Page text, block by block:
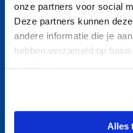
onze partners voor social
Deze partners kunnen
andere informatie die je
hebben verzameld op
Alles